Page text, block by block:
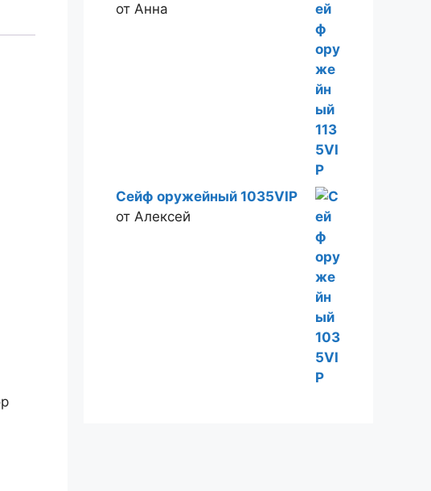
от Анна
Сейф оружейный 1035VIP
от Алексей